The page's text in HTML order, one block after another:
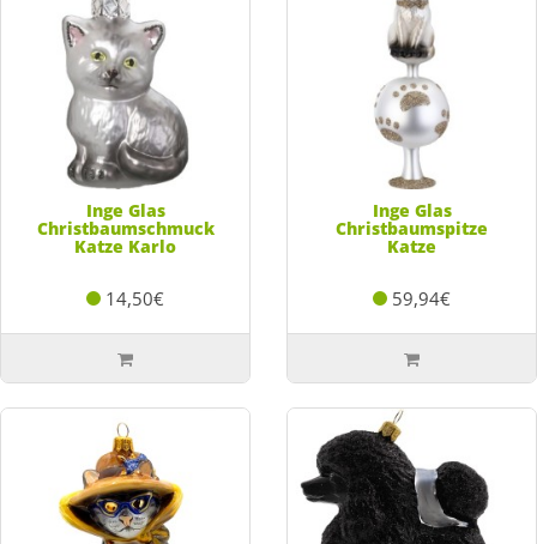
Inge Glas
Christbaumschmuck
Katze Karlo
14,50€
Inge Glas
Christbaumspitze
Katze
59,94€